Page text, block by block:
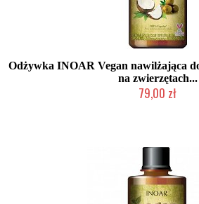
Odżywka INOAR Vegan nawilżająca
na zwierzętach...
79,00 zł